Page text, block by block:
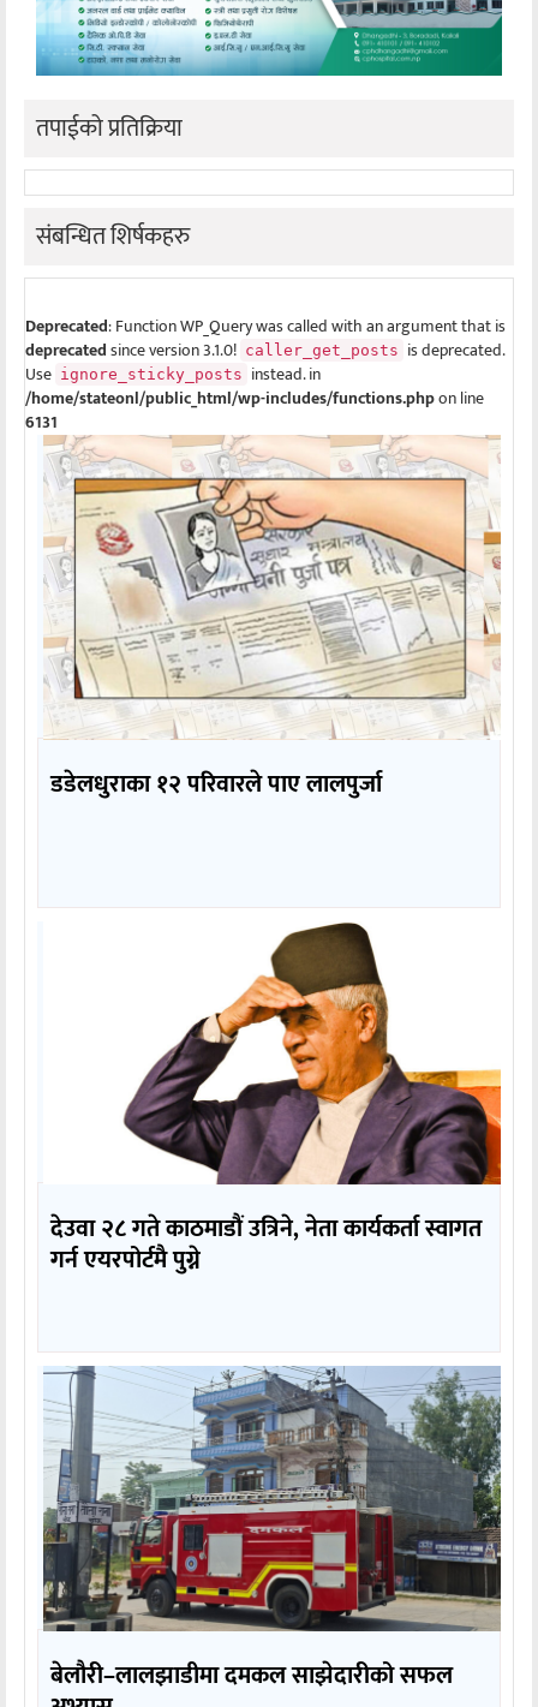
तपाईको प्रतिक्रिया
संबन्धित शिर्षकहरु
Deprecated: Function WP_Query was called with an argument that is
deprecatedsince version 3.1.0! caller_get_posts is deprecated.
Use ignore_sticky_posts instead. in
/home/stateonl/public_html/wp-includes/functions.phpon line
6131
डडेलधुराका १२ परिवारले पाए लालपुर्जा
देउवा २८ गते काठमाडौं उत्रिने, नेता कार्यकर्ता स्वागत
गर्न एयरपोर्टमै पुग्ने
बेलौरी–लालझाडीमा दमकल साझेदारीको सफल